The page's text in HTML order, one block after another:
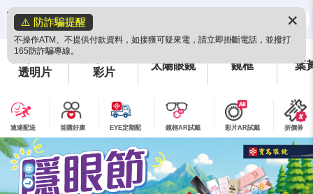
⚠️ 防詐騙提醒
不操作ATM、不提供付款資料，如接獲可疑來電，請立即掛斷電話，並撥打
165防詐騙專線。
✕
隱形眼鏡
透明片
彩片
太陽眼鏡 鏡框 葉
速達配送 首購好康 EYE定期配 鏡框AR試戴 彩片AR試戴 折價券